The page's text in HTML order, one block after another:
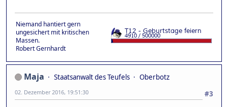
Niemand hantiert gern
ungesichert mit kritischen
Massen.
Robert Gernhardt
Maja Staatsanwalt des Teufels
Oberbotz
#3
02. Dezember 2016, 19:51:30